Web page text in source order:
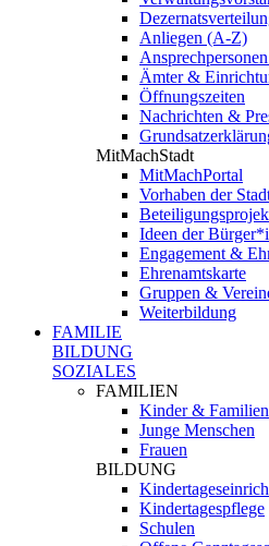
Anliegen (A-Z)
Ämter &
Öffnungszeiten
Nachrichten &
MitMachStadt
MitMachPortal
Vorhaben der
Ideen der
Engagement &
Ehrenamtskarte
Gruppen &
Weiterbildung
FAMILIE
BILDUNG
SOZIALES
FAMILIEN
Kinder & Familien
Junge Menschen
Frauen
BILDUNG
Kindertagespflege
Schulen